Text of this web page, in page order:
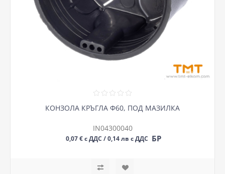
КОНЗОЛА КРЪГЛА Ф60, ПОД МАЗИЛКА
IN04300040
0,07 € с ДДС / 0,14 лв с ДДС БР